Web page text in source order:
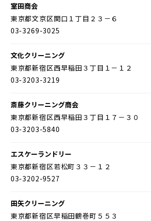
室田商会
東京都文京区関口１丁目２３－６
03-3269-3025
文化クリーニング
東京都新宿区西早稲田３丁目１－１２
03-3203-3219
斎藤クリーニング商会
東京都新宿区西早稲田３丁目１７－３０
03-3203-5840
エスケーランドリー
東京都新宿区若松町３３－１２
03-3202-9527
田矢クリーニング
東京都新宿区早稲田鶴巻町５５３